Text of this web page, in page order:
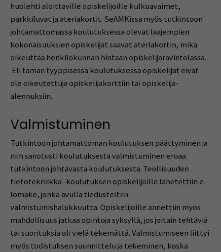
huolehti aloittaville opiskelijoille kulkuavaimet,
parkkiluvat ja ateriakortit. SeAMKissa myös tutkintoon
johtamattomassa koulutuksessa olevat laajempien
kokonaisuuksien opiskelijat saavat ateriakortin, mikä
oikeuttaa henkilökunnan hintaan opiskelijaravintolassa.
Eli tämän tyyppisessä koulutuksessa opiskelijat eivät
ole oikeutettuja opiskelijakorttiin tai opiskelija-
alennuksiin.
Valmistuminen
Tutkintoon johtamattoman koulutuksen päättyminen ja
niin sanotusti koulutuksesta valmistuminen eroaa
tutkintoon johtavasta koulutuksesta. Teollisuuden
tietotekniikka -koulutuksen opiskelijoille lähetettiin e-
lomake, jonka avulla tiedusteltiin
valmistumishalukkuutta. Opiskelijoille annettiin myös
mahdollisuus jatkaa opintoja syksyllä, jos joitain tehtäviä
tai suorituksia oli vielä tekemättä. Valmistumiseen liittyi
myös todistuksen suunnittelu ja tekeminen, koska